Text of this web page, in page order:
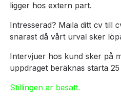
ligger hos extern part.
Intresserad? Maila ditt cv till
snarast då vårt urval sker
Intervjuer hos kund sker på
uppdraget beräknas starta 25
Stillingen er besatt.